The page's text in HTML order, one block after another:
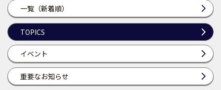
一覧（新着順）
TOPICS
イベント
重要なお知らせ